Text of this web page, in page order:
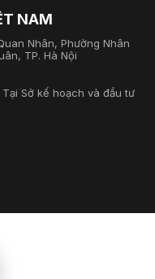
NAM
Nhân, Phường Nhân
TP. Hà Nội
Sở kế hoạch và đầu tư